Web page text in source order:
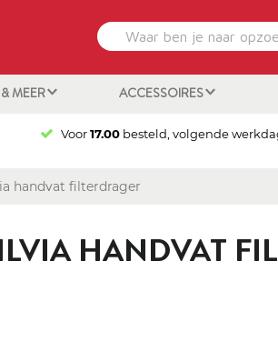
& MEER ACCESSOIRES
Voor17.00 besteld, volgende
handvat filterdrager
HANDVAT